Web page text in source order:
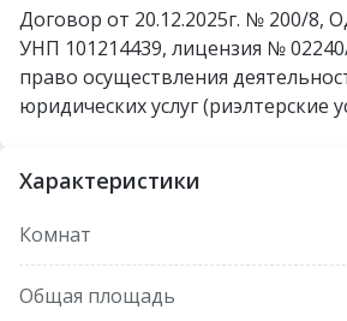
Договор от 20.12.2025г. № 200/8,
УНП 101214439, лицензия №
право осуществления
юридических услуг (риэлтерские
Характеристики
Комнат
Общая площадь